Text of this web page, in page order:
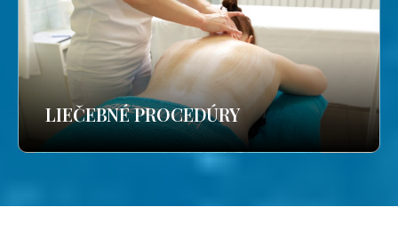
LIEČEBNÉ PROCEDÚRY